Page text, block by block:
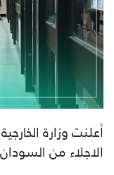
أعلنت وزارة
الاجلاء من